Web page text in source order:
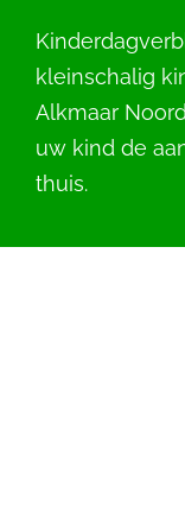
kleinschalig
Alkmaar
uw kind de
thuis.